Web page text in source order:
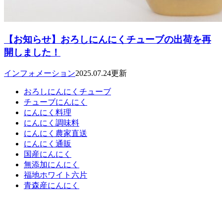
【お知らせ】おろしにんにくチューブの出荷を再
開しました！
インフォメーション2025.07.24更新
おろしにんにくチューブ
チューブにんにく
にんにく料理
にんにく調味料
にんにく農家直送
にんにく通販
国産にんにく
無添加にんにく
福地ホワイト六片
青森産にんにく